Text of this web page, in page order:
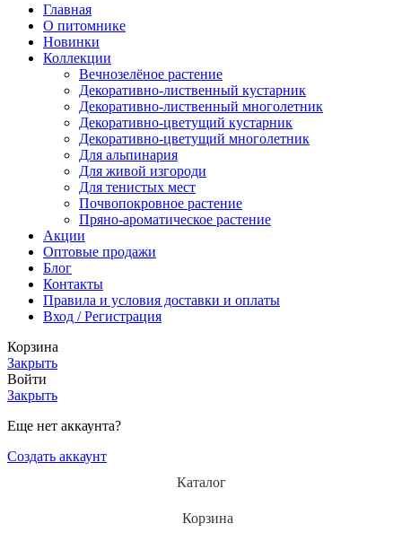
Главная
О питомнике
Новинки
Коллекции
Вечнозелёное растение
Декоративно-лиственный кустарник
Декоративно-лиственный многолетник
Декоративно-цветущий кустарник
Декоративно-цветущий многолетник
Для альпинария
Для живой изгороди
Для тенистых мест
Почвопокровное растение
Пряно-ароматическое растение
Акции
Оптовые продажи
Блог
Контакты
Правила и условия доставки и оплаты
Вход / Регистрация
Корзина
Закрыть
Войти
Закрыть
Еще нет аккаунта?
Создать аккаунт
Каталог
Корзина